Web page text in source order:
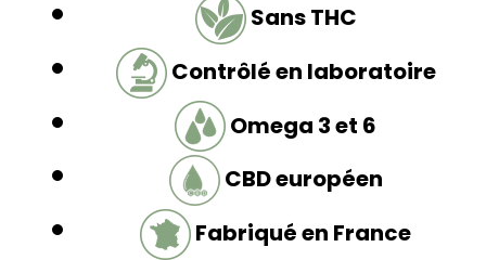
Sans THC
Contrôlé en laboratoire
Omega 3 et 6
CBD européen
Fabriqué en France